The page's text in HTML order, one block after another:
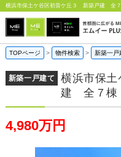
TOPページ > 物件検索 > 新築一戸
新築一戸建て
横浜市保
建 全７棟
4,980万円